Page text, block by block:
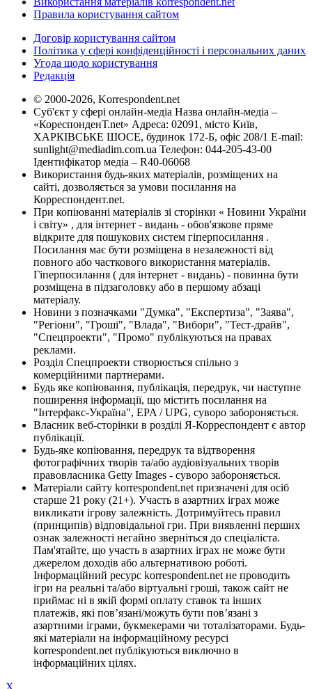
Правила користування сайтом
Договір користування сайтом
Політика у сфері конфіденційності і персональних даних
Угода щодо користування
Редакція
© 2000-2026, Korrespondent.net
Суб'єкт у сфері онлайн-медіа Назва онлайн-медіа –
«КореспонденТ.net» Адреса: 02091, місто Київ,
ХАРКІВСЬКЕ ШОСЕ, будинок 172-Б, офіс 208/1 E-mail:
sunlight@mediadim.com.ua Телефон: 044-205-43-00
Ідентифікатор медіа – R40-06068
Використання будь-яких матеріалів, розміщених на
сайті, дозволяється за умови посилання на
Корреспондент.net.
При копіюванні матеріалів зі сторінки « Новини України
і світу» , для інтернет - видань - обов'язкове пряме
відкрите для пошукових систем гіперпосилання .
Посилання має бути розміщена в незалежності від
повного або часткового використання матеріалів.
Гіперпосилання ( для інтернет - видань) - повинна бути
розміщена в підзаголовку або в першому абзаці
матеріалу.
Новини з позначками "Думка", "Експертиза", "Заява",
"Регіони", "Гроші", "Влада", "Вибори", "Тест-драйв",
"Спецпроекти", "Промо" публікуються на правах
реклами.
Розділ Спецпроекти створюється спільно з
комерційними партнерами.
Будь яке копіювання, публікація, передрук, чи наступне
поширення інформації, що містить посилання на
"Інтерфакс-Україна", EPA / UPG, суворо забороняється.
Власник веб-сторінки в розділі Я-Корреспондент є автор
публікації.
Будь-яке копіювання, передрук та відтворення
фотографічних творів та/або аудіовізуальних творів
правовласника Getty Images - суворо забороняється.
Матеріали сайту korrespondent.net призначені для осіб
старше 21 року (21+). Участь в азартних іграх може
викликати ігрову залежність. Дотримуйтесь правил
(принципів) відповідальної гри. При виявленні перших
ознак залежності негайно зверніться до спеціаліста.
Пам'ятайте, що участь в азартних іграх не може бути
джерелом доходів або альтернативою роботі.
Інформаційний ресурс korrespondent.net не проводить
ігри на реальні та/або віртуальні гроші, також сайт не
приймає ні в якій формі оплату ставок та інших
платежів, які пов’язані/можуть бути пов’язані з
азартними іграми, букмекерами чи тоталізаторами. Будь-
які матеріали на інформаційному ресурсі
korrespondent.net публікуються виключно в
інформаційних цілях.